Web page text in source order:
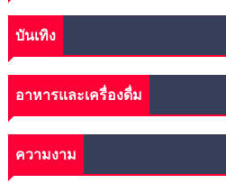
บันเทิง
อาหารและเครื่องดื่ม
ความงาม